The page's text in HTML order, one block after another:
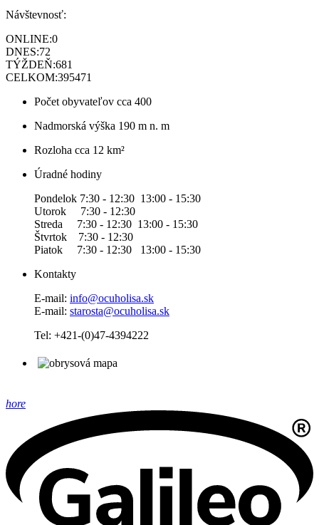
Návštevnosť:
ONLINE:0
DNES:72
TÝŽDEŇ:681
CELKOM:395471
Počet obyvateľov cca 400
Nadmorská výška 190 m n. m
Rozloha cca 12 km²
Úradné hodiny
Pondelok 7:30 - 12:30 13:00 - 15:30
Utorok 7:30 - 12:30
Streda 7:30 - 12:30 13:00 - 15:30
Štvrtok 7:30 - 12:30
Piatok 7:30 - 12:30 13:00 - 15:30
Kontakty
E-mail: info@ocuholisa.sk
E-mail: starosta@ocuholisa.sk
Tel: +421-(0)47-4394222
hore